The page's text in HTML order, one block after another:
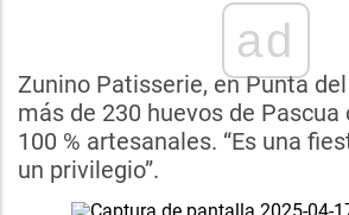
ad
Zunino Patisserie, en Punta
más de 230 huevos de Pascua
100 % artesanales. “Es una
un privilegio”.